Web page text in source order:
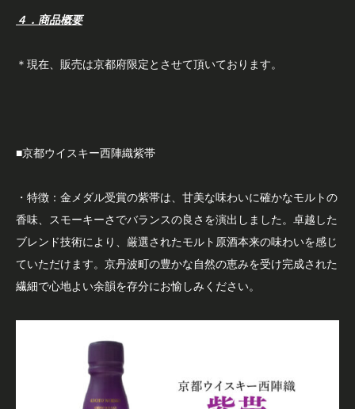
４．商品概要
＊現在、販売は京都府限定とさせて頂いております。
■京都ウイスキー西陣織紫帯
・特徴：金メダル受賞の紫帯は、甘美な味わいに確かなモルトの
香味、スモーキーさでバランスの良さを演出しました。卓越した
ブレンド技術により、厳選されたモルト原酒本来の味わいを感じ
ていただけます。京丹波町の豊かな自然の恵みを受け完成された
繊細で心地よい余韻を存分にお愉しみください。